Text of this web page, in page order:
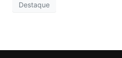
Destaque